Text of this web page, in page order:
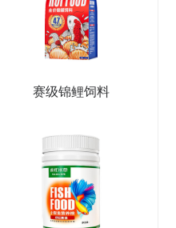
赛级锦鲤饲料